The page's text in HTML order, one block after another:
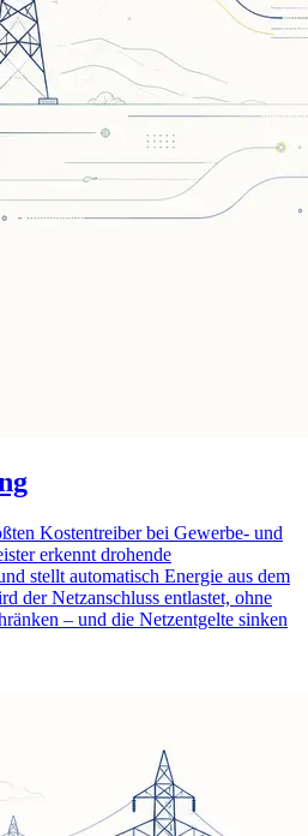
Kostentreiber bei Gewerbe- und
erkennt drohende
stellt automatisch Energie aus dem
der Netzanschluss entlastet, ohne
– und die Netzentgelte sinken